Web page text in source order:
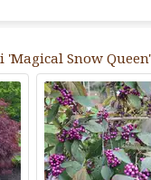
Snow